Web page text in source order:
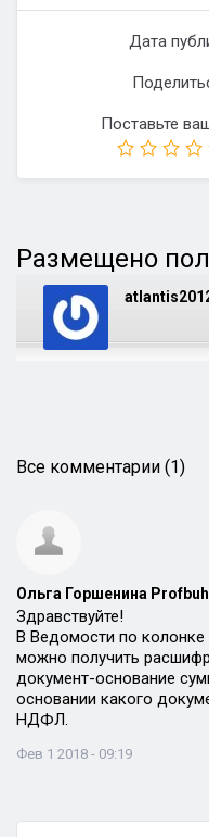
Дата
Поставьте
Размещено
Все комментарии (1)
Ольга Горшенина
Здравствуйте!
В Ведомости по
можно получить
документ-основание
основании какого
НДФЛ.
Фев 1 2018 - 09:19